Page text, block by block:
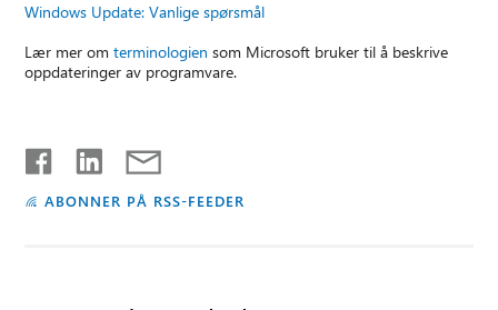
Windows Update: Vanlige spørsmål
Lær mer omterminologien som Microsoft bruker til å beskrive
oppdateringer av programvare.
ABONNER PÅ RSS-FEEDER